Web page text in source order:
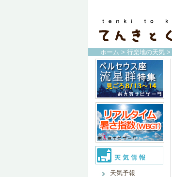
ホーム > 行楽地の天気 >
天気予報